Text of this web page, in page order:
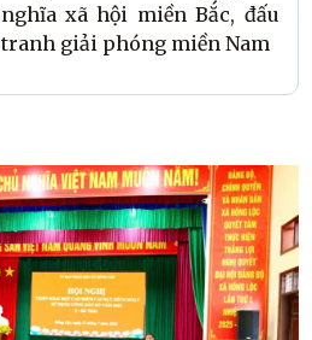
nghĩa xã hội miền Bắc, đấu
tranh giải phóng miền Nam